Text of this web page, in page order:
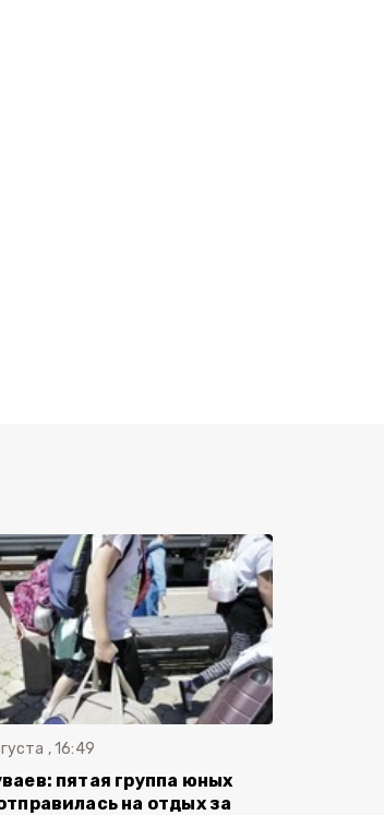
, 16:49
пятая группа юных
на отдых за